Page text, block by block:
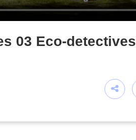
03 Eco-detectives